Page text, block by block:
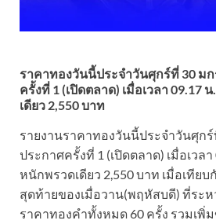
ราคาทองวันนี้ประจำวันศุกร์ที่ 30 ม
ครั้งที่ 1 (เปิดตลาด) เมื่อเวลา 09.17
เดียว 2,550 บาท
รายงานราคาทองวันนี้ประจำวันศุก
ประกาศครั้งที่ 1 (เปิดตลาด) เมื่อเวล
หนักพรวดเดียว 2,550 บาท เมื่อเทีย
สุดท้ายของเมื่อวาน(พฤหัสบดี) ที่ระ
ราคาทองคำทั้งหมด 60 ครั้ง รวมเพิ่